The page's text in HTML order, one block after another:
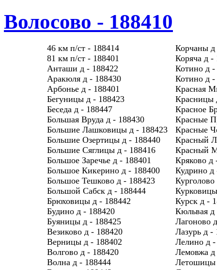
Волосово - 188410
46 км п/ст - 188414
Корчаны д
81 км п/ст - 188401
Коряча д -
Анташи д - 188422
Котино д -
Аракюля д - 188430
Котино д -
Арбонье д - 188401
Красная
Бегуницы д - 188423
Красницы
Беседа д - 188447
Красное
Большая Вруда д - 188430
Красные
Большие Лашковицы д - 188423
Красные
Большие Озертицы д - 188440
Красный
Большие Сяглицы д - 188416
Красный
Большое Заречье д - 188401
Кряково д
Большое Кикерино д - 188400
Кудрино д
Большое Тешково д - 188423
Большой Сабск д - 188444
Брюховицы д - 188442
Курск д -
Будино д - 188420
Кюльвая д
Буяницы д - 188425
Лагоново
Везиково д - 188420
Лазурь д -
Верницы д - 188402
Лелино д -
Волгово д - 188420
Лемовжа д
Волна д - 188444
Летошицы